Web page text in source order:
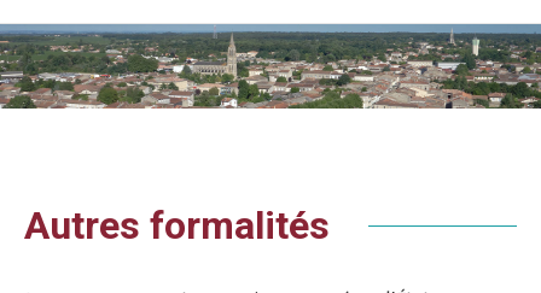
Vous êtes ici :
Autres formalités